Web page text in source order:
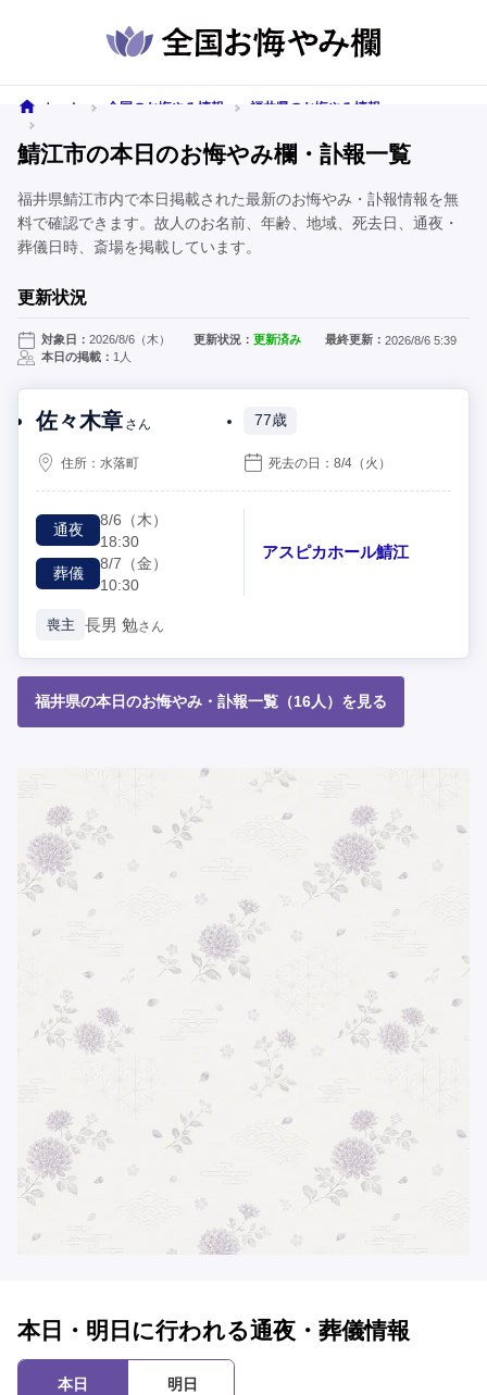
ホーム 全国のお悔やみ情報
福井県のお悔やみ情報
鯖江市の本日のお悔やみ欄・訃報一覧
福井県鯖江市内で本日掲載された最新のお悔やみ・訃報情報を無
料で確認できます。故人のお名前、年齢、地域、死去日、通夜・
葬儀日時、斎場を掲載しています。
更新状況
対象日： 2026/8/6（木） 更新状況：更新済み 最終更新： 2026/8/6 5:39
本日の掲載： 1人
佐々木章 さん 77歳
住所：水落町 死去の日：8/4 （火）
通夜
8/6 （木）
18:30
葬儀
8/7 （金）
10:30
アスピカホール鯖江
喪主 長男 勉さん
福井県の本日のお悔やみ・訃報一覧（16人）を見る
本日・明日に行われる通夜・葬儀情報
本日 明日